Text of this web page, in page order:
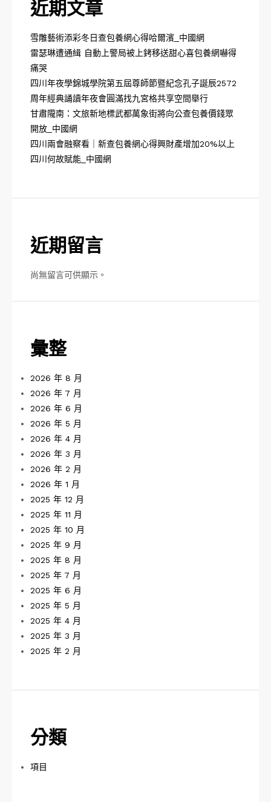
近期文章
雪雕藝術添彩冬日查包養網心得哈爾濱_中國網
雷瑟琳遭通緝 自動上警局被上銬移送甜心喜包養網嚇得
痛哭
四川年夜學錦城學院第五屆尊師節暨紀念孔子誕辰2572
周年經典誦讀年夜會圓滿找九宮格共享空間舉行
甘肅隴南：文旅新地標武都萬象街將向公查包養價錢眾
開放_中國網
四川兩會融察看｜新查包養網心得興財產增加20%以上
四川何故賦能_中國網
近期留言
尚無留言可供顯示。
彙整
2026 年 8 月
2026 年 7 月
2026 年 6 月
2026 年 5 月
2026 年 4 月
2026 年 3 月
2026 年 2 月
2026 年 1 月
2025 年 12 月
2025 年 11 月
2025 年 10 月
2025 年 9 月
2025 年 8 月
2025 年 7 月
2025 年 6 月
2025 年 5 月
2025 年 4 月
2025 年 3 月
2025 年 2 月
分類
項目